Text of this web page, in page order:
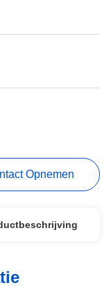
Opnemen